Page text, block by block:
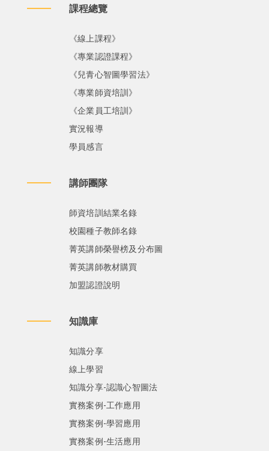
課程總覽
《線上課程》
《專業認證課程》
《兒青心智圖學習法》
《專業師資培訓》
《企業員工培訓》
實況報導
學員感言
講師團隊
師資培訓結業名錄
校園種子教師名錄
菁英講師榮譽榜及分布圖
菁英講師教材購買
加盟認證說明
知識庫
知識分享
線上學習
知識分享-認識心智圖法
實務案例-工作應用
實務案例-學習應用
實務案例-生活應用